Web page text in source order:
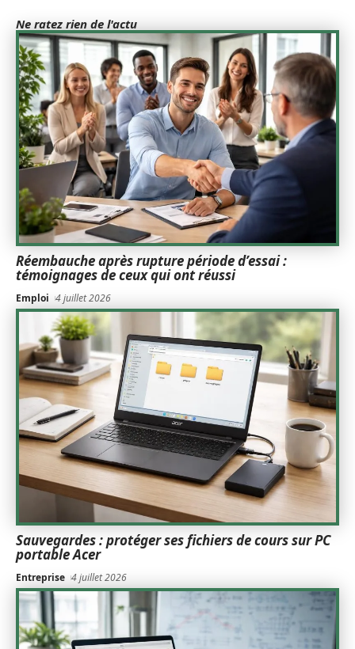
Ne ratez rien de l'actu
Réembauche après rupture période d’essai :
témoignages de ceux qui ont réussi
Emploi 4 juillet 2026
Sauvegardes : protéger ses fichiers de cours sur PC
portable Acer
Entreprise 4 juillet 2026